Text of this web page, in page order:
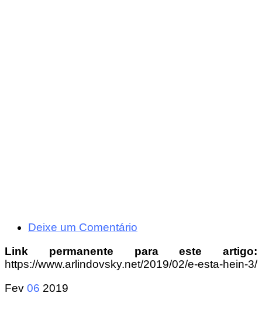
Deixe um Comentário
Link permanente para este artigo:
https://www.arlindovsky.net/2019/02/e-esta-hein-3/
Fev 06 2019